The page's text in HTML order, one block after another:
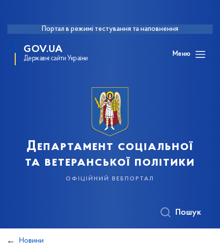
Портал в режимі тестування та наповнення
GOV.UA
Державні сайти України
Меню
Департамент соціальної
та ветеранської політики
офіційний вебпортал
Пошук
Новини